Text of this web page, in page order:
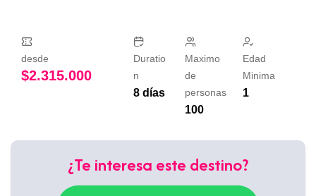
desde
$2.315.000
Duratio
n
8 días
Maximo
de
personas
100
Edad
Minima
1
¿Te interesa este destino?